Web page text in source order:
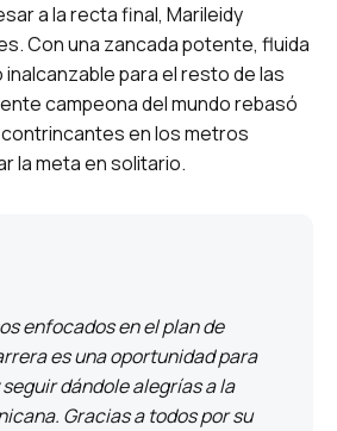
a la recta final, Marileidy
Con una zancada potente, fluida
inalcanzable para el resto de las
campeona del mundo rebasó
en los metros
la meta en solitario.
enfocados en el plan de
es una oportunidad para
dándole alegrías a la
Gracias a todos por su